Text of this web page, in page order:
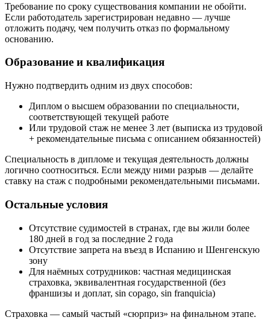
Требование по сроку существования компании не обойти.
Если работодатель зарегистрирован недавно — лучше
отложить подачу, чем получить отказ по формальному
основанию.
Образование и квалификация
Нужно подтвердить одним из двух способов:
Диплом о высшем образовании по специальности,
соответствующей текущей работе
Или трудовой стаж не менее 3 лет (выписка из трудовой
+ рекомендательные письма с описанием обязанностей)
Специальность в дипломе и текущая деятельность должны
логично соотноситься. Если между ними разрыв — делайте
ставку на стаж с подробными рекомендательными письмами.
Остальные условия
Отсутствие судимостей в странах, где вы жили более
180 дней в год за последние 2 года
Отсутствие запрета на въезд в Испанию и Шенгенскую
зону
Для наёмных сотрудников: частная медицинская
страховка, эквивалентная государственной (без
франшизы и доплат, sin copago, sin franquicia)
Страховка — самый частый «сюрприз» на финальном этапе.